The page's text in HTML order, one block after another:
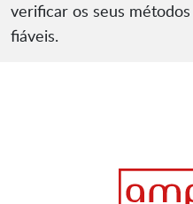
verificar os seus
fiáveis.